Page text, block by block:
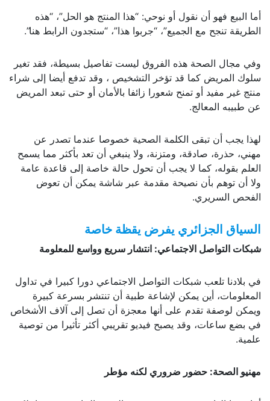
أما البيع فهو أن نقول أو نوحي: “هذا المنتج هو الحل”، “هذه
الطريقة تنجح مع الجميع”، “جربوا هذا”، “ستجدون الرابط هنا”.
وفي مجال الصحة هذه الفروق ليست تفاصيل بسيطة، فقد تغير
سلوك المريض كما قد تؤخر التشخيص ، وقد تدفع أيضا إلى شراء
منتج غير مفيد أو تمنح شعورا زائفا بالأمان أو حتى تبعد المريض
عن طبيبه المعالج.
لهذا يجب أن تبقى الكلمة الصحية خصوصا عندما تصدر عن
مهني، حذرة، صادقة، ومتزنة، ولا ينبغي أن تعد بأكثر مما يسمح
العلم بقوله، كما لا يجب أن تحول حالة خاصة إلى قاعدة عامة
ولا أن توهم بأن نصيحة مقدمة عبر شاشة يمكن أن تعوض
الفحص السريري.
السياق الجزائري يفرض يقظة خاصة
شبكات التواصل الاجتماعي: انتشار سريع وواسع للمعلومة
في بلادنا تلعب شبكات التواصل الاجتماعي دورا كبيرا في تداول
المعلومات، أين يمكن لإشاعة طبية أن تنتشر بسرعة كبيرة
ويمكن لوصفة تقدم على أنها معجزة أن تصل إلى آلاف الأشخاص
في بضع ساعات، وقد يصبح فيديو تقريبي أكثر تأثيرا من توصية
علمية.
مهنيو الصحة: حضور ضروري لكنه مؤطر